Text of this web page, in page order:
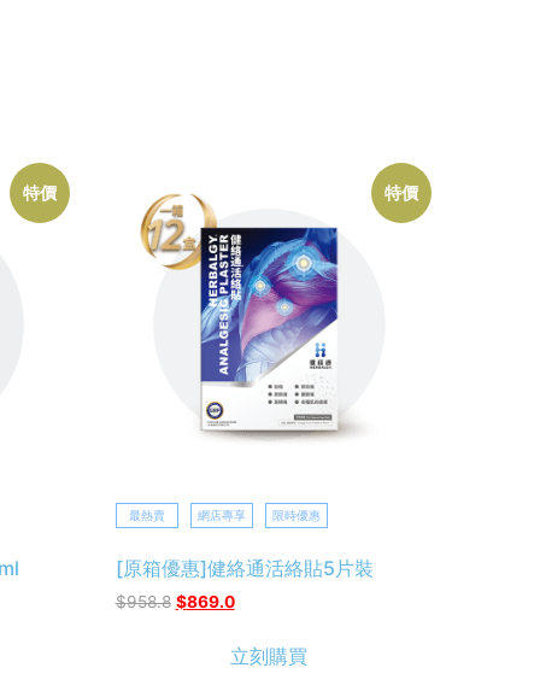
特價 特價
最熱賣 網店專享 限時優惠
[原箱優惠]健絡通活絡貼5片裝
$958.8 $869.0
立刻購買